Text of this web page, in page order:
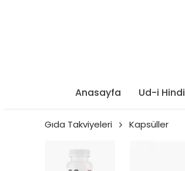
Anasayfa Ud-i Hindi
Gıda Takviyeleri Kapsüller